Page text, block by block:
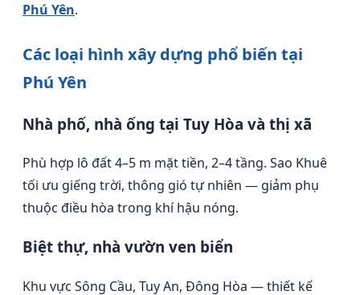
Phú Yên.
Các loại hình xây dựng phổ biến tại
Phú Yên
Nhà phố, nhà ống tại Tuy Hòa và thị xã
Phù hợp lô đất 4–5 m mặt tiền, 2–4 tầng. Sao Khuê
tối ưu giếng trời, thông gió tự nhiên — giảm phụ
thuộc điều hòa trong khí hậu nóng.
Biệt thự, nhà vườn ven biển
Khu vực Sông Cầu, Tuy An, Đông Hòa — thiết kế